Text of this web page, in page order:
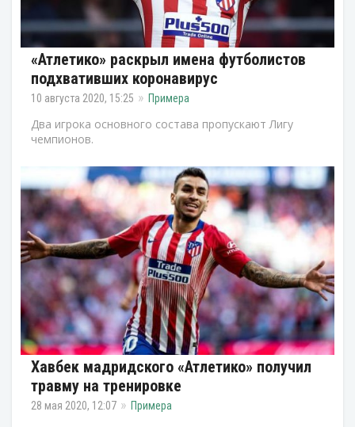
«Атлетико» раскрыл имена футболистов
подхвативших коронавирус
10 августа 2020, 15:25 Примера
Два игрока основного состава пропускают Лигу
чемпионов.
Хавбек мадридского «Атлетико» получил
травму на тренировке
28 мая 2020, 12:07 Примера